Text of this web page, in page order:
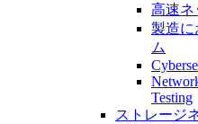
高速ネ
製造に
ム
Testing
ストレージ